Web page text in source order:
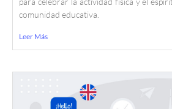
comunidad educativa.
Leer Más